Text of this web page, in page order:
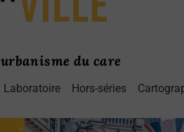
urbanisme du care
Laboratoire Hors-séries